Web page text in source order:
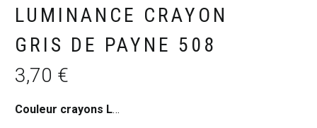
LUMINANCE CRAYON
GRIS DE PAYNE 508
3,70 €
Couleur crayons Luminance